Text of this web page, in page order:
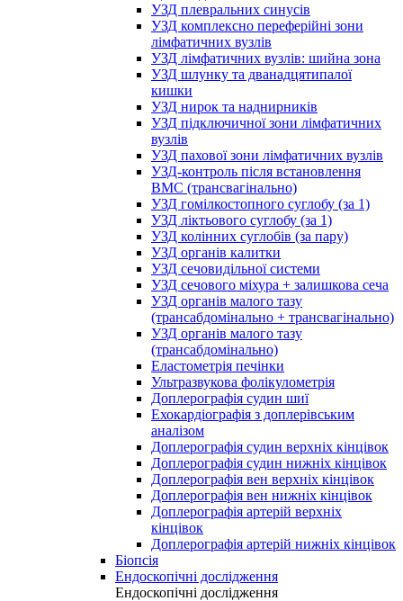
УЗД плевральних синусів
УЗД комплексно переферійні зони
лімфатичних вузлів
УЗД лімфатичних вузлів: шийна зона
УЗД шлунку та дванадцятипалої
кишки
УЗД нирок та наднирників
УЗД підключичної зони лімфатичних
вузлів
УЗД пахової зони лімфатичних вузлів
УЗД-контроль після встановлення
ВМС (трансвагінально)
УЗД гомілкостопного суглобу (за 1)
УЗД ліктьового суглобу (за 1)
УЗД колінних суглобів (за пару)
УЗД органів калитки
УЗД сечовидільної системи
УЗД сечового міхура + залишкова сеча
УЗД органів малого тазу
(трансабдомінально + трансвагінально)
УЗД органів малого тазу
(трансабдомінально)
Еластометрія печінки
Ультразвукова фолікулометрія
Доплерографія судин шиї
Ехокардіографія з доплерівським
аналізом
Доплерографія судин верхніх кінцівок
Доплерографія судин нижніх кінцівок
Доплерографія вен верхніх кінцівок
Доплерографія вен нижніх кінцівок
Доплерографія артерій верхніх
кінцівок
Доплерографія артерій нижніх кінцівок
Біопсія
Ендоскопічні дослідження
Ендоскопічні дослідження